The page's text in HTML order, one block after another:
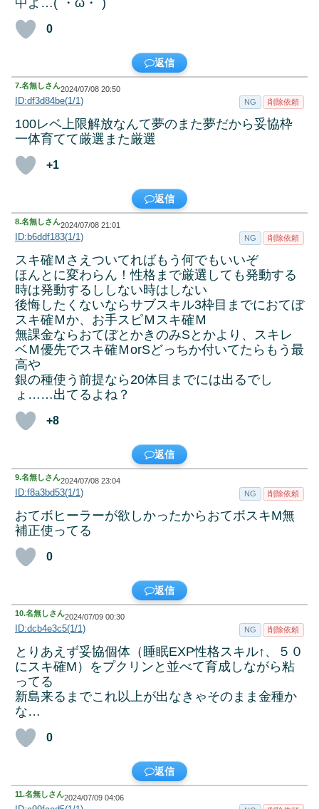
中よ…(´・ω・`)
0
返信
7.名無しさん2024/07/08 20:50
ID:df3d84be(1/1) NG 削除依頼
100レベ上限解放なんて夢のまた夢だから妥協枠
一体育てて厳選また厳選
+1
返信
8.名無しさん2024/07/08 21:01
ID:b6ddf183(1/1) NG 削除依頼
スキ確Ｍさえついてればもう何でもいいぞ
ほんとに変わらん！性格まで厳選しても発動する
時は発動するししない時はしない
後悔したくないならサブスキル3枠目までにおてぼ
スキ確Ｍか、お手スピＭスキ確Ｍ
無課金ならおてぼとかきのみSとかより、スキレ
ベＭ優先でスキ確ＭorSどっちか付いてたらもう最
高や
銀の種使う前提なら20体目までには出るでし
ょ……出てるよね？
+8
返信
9.名無しさん2024/07/08 23:04
ID:f8a3bd53(1/1) NG 削除依頼
おてボヒーラーが欲しかったからおてボスキM無
補正使ってる
0
返信
10.名無しさん2024/07/09 00:30
ID:dcb4e3c5(1/1) NG 削除依頼
とりあえず妥協個体（睡眠EXP性格スキル↑、５０
にスキ確M）をプクリンと並べて育成しながら粘
ってる
新島来るまでこれ以上が出なきゃそのまま金種か
な…
0
返信
11.名無しさん2024/07/09 04:06